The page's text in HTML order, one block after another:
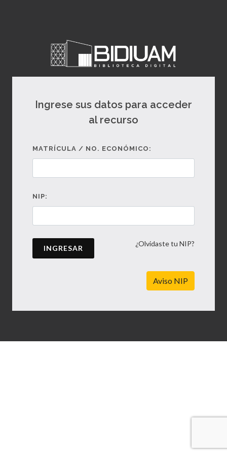
Ingrese sus datos para acceder
al recurso
MATRÍCULA / NO. ECONÓMICO:
NIP:
INGRESAR
¿Olvidaste tu NIP?
Aviso NIP